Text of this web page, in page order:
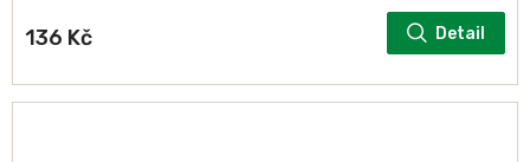
136 Kč Detail